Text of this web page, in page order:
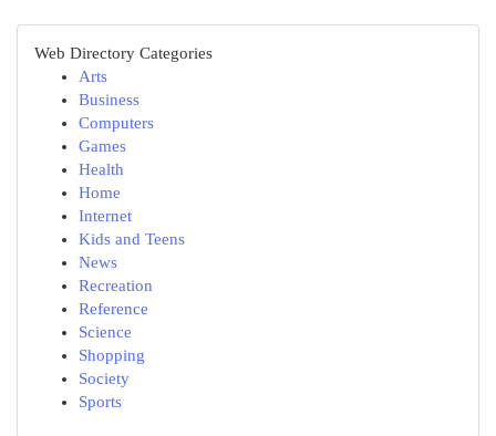
Web Directory Categories
Arts
Business
Computers
Games
Health
Home
Internet
Kids and Teens
News
Recreation
Reference
Science
Shopping
Society
Sports